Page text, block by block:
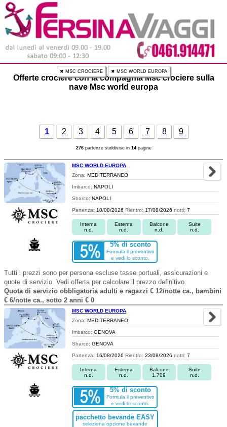
✖ MSC CROCIERE ✖ MSC WORLD EUROPA
Offerte crociere con la compagnia Msc crociere sulla
nave Msc world europa
1 2 3 4 5 6 7 8 9
276partenze suddivise in 14pagine
MSC WORLD EUROPA
Zona: MEDITERRANEO
Imbarco: NAPOLI
Sbarco: NAPOLI
Partenza: 10/08/2026 Rientro: 17/08/2026 notti: 7
Interna
n.d.
Esterna
n.d.
Balcone
n.d.
Suite
n.d.
5% di sconto
Formula il preventivo
e vedi lo sconto.
Tutti i prezzi sono per persona escluse tasse portuali, assicurazioni e
quote di servizio. Vedi offerta per calcolare il prezzo definitivo.
Quota di servizio obbligatoria adulti e ragazzi € 12/notte ca., bambini
€ 6/notte ca., sotto 2 anni € 0
MSC WORLD EUROPA
Zona: MEDITERRANEO
Imbarco: GENOVA
Sbarco: GENOVA
Partenza: 16/08/2026 Rientro: 23/08/2026 notti: 7
Interna
n.d.
Esterna
n.d.
Balcone
1.709
Suite
n.d.
5% di sconto
Formula il preventivo
e vedi lo sconto.
pacchetto bevande EASY
seleziona opzione bevande